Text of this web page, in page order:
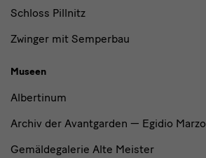
Schloss Pillnitz
Zwinger mit Semperbau
Museen
Albertinum
Archiv der Avantgarden — Egidio
Gemäldegalerie Alte Meister